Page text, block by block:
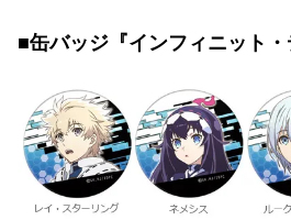
■缶バッジ『インフィニット・